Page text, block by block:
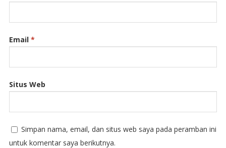
Email *
Situs Web
Simpan nama, email, dan situs web saya pada peramban ini
untuk komentar saya berikutnya.